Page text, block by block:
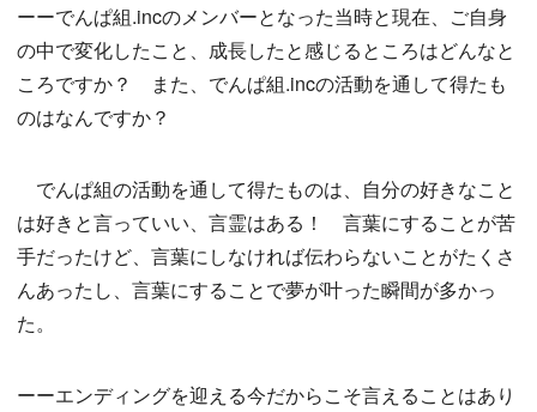
ーーでんぱ組.incのメンバーとなった当時と現在、ご自身
の中で変化したこと、成長したと感じるところはどんなと
ころですか？ また、でんぱ組.incの活動を通して得たも
のはなんですか？
でんぱ組の活動を通して得たものは、自分の好きなこと
は好きと言っていい、言霊はある！ 言葉にすることが苦
手だったけど、言葉にしなければ伝わらないことがたくさ
んあったし、言葉にすることで夢が叶った瞬間が多かっ
た。
ーーエンディングを迎える今だからこそ言えることはあり